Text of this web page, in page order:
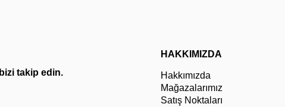
bizi takip edin.
HAKKIMIZDA
Hakkımızda
Mağazalarımız
Satış Noktaları